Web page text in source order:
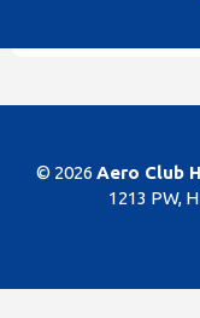
natuurlijk altijd lid
© 2026 Aero Club
1213 PW,